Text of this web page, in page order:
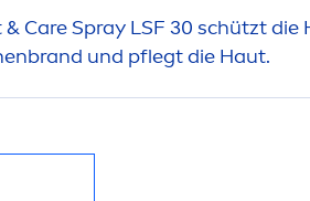
& CareSpray LSF 30 schützt die
und pflegt die Haut.